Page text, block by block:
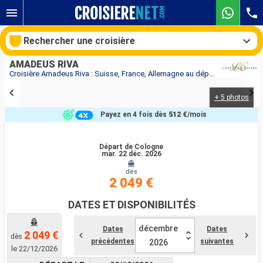
Croisière Amadeus Riva : Suisse, France, Allemagne au départ de Cologne
AMADEUS RIVA
+ 5 photos
Départ de Cologne
mar. 22 déc. 2026
dès
2 049 €
Payez en 4 fois dès 512 €/mois
DATES ET DISPONIBILITÉS
dès 2 049 €
le 22/12/2026
Dates
précédentes
décembre
2026
Dates
suivantes
Rechercher une croisière
Nos destinations
Compagnies
Rechercher